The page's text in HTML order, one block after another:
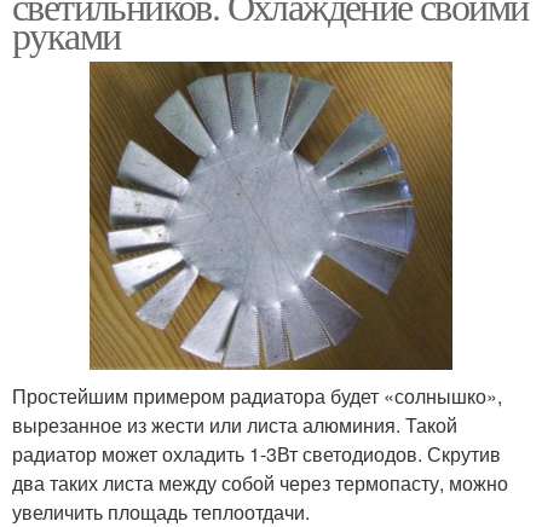
руками
Простейшим примером радиатора будет «солнышко»,
вырезанное из жести или листа алюминия. Такой
радиатор может охладить 1-3Вт светодиодов. Скрутив
два таких листа между собой через термопасту, можно
увеличить площадь теплоотдачи.